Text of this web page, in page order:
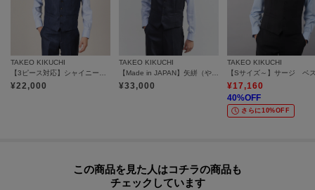
が異なる場合もございます。
モデル情報：身長186cm B88 W73 H92 着用サイズ：03（L）
TAKEO KIKUCHI
¥22,000
TAKEO KIKUCHI
¥33,000
TAKEO KIKUCHI
【Sサイズ～】サージ ベ
¥17,160
40%OFF
さらに10%OFF
この商品を見た人はコチラの商品も
チェックしています